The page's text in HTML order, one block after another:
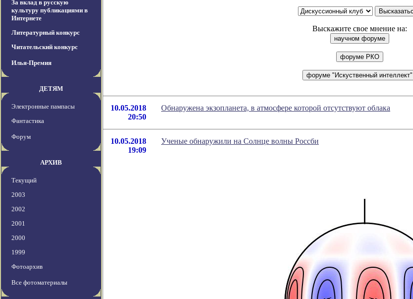
За вклад в русскую
культуру публикациями в
Интернете
Литературный конкурс
Читательский конкурс
Илья-Премия
ДЕТЯМ
Электронные пампасы
Фантастика
Форум
АРХИВ
Текущий
2003
2002
2001
2000
1999
Фотоархив
Все фотоматериалы
Выскажите свое мнение на:
10.05.2018
20:50
Обнаружена экзопланета, в атмосфере которой отсутствуют облака
10.05.2018
19:09
Ученые обнаружили на Солнце волны Россби